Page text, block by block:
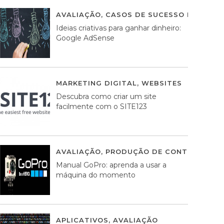
AVALIAÇÃO, CASOS DE SUCESSO DE
Ideias criativas para ganhar dinheiro:
Google AdSense
MARKETING DIGITAL, WEBSITES
Descubra como criar um site
facilmente com o SITE123
AVALIAÇÃO, PRODUÇÃO DE CONTEÚDOS
Manual GoPro: aprenda a usar a
máquina do momento
APLICATIVOS, AVALIAÇÃO